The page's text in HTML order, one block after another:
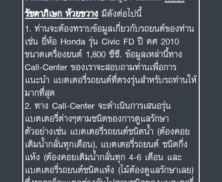
รัชดาภิเษก ห้วยขวาง มีดังต่อไปนี้
ท่านจะต้องทราบข้อมูลเกี่ยวกับรถยนต์ของท่าน
เช่น ยี่ห้อ Honda รุ่น Civic FD ปี คศ 2010
ขนาดเครื่องยนต์ 1,800 ซีซี. ข้อมูลเหล่านี้ทาง
Call-Center ของเราจะสอบถามท่านเพื่อการ
แนะนำ แบตเตอรี่รถยนต์ที่ตรงรุ่นสำหรับรถท่านให้
มากที่สุด
ทาง Call-Center จะดำเนินการเสนอรุ่น
แบตเตอรี่ต่างๆตามชนิดของการดูแลรักษา
ตัวอย่างเช่น แบตเตอรี่รถยนต์ชนิดน้ำ (ต้องคอย
เติมน้ำกลั่นทุกเดือน), แบตเตอรี่รถยนต์ ชนิดกึ่ง
แห้ง (ต้องคอยเติมน้ำกลั่นทุก 4-6 เดือน และ
แบตเตอรี่รถยนต์ชนิดแห้ง (ไม้ต้องดูแลรักษาเลย)